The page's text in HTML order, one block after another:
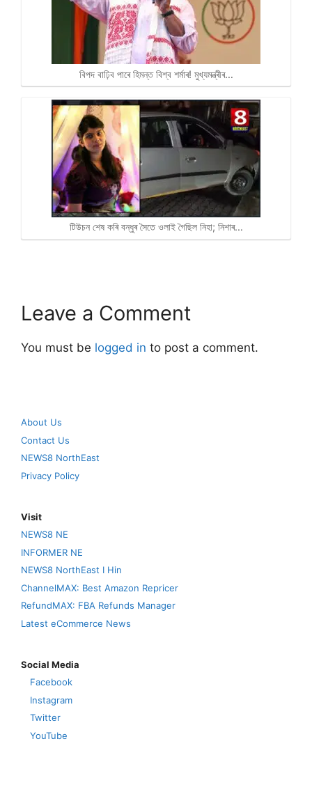
বিপদ বাঢ়িব পাৰে হিমন্ত বিশ্ব শৰ্মাৰ! মুখ্যমন্ত্ৰীৰ…
টিউচন শেষ কৰি বন্ধুৰ সৈতে ওলাই গৈছিল নিহা; নিশাৰ…
Leave a Comment
You must be logged in to post a comment.
About Us
Contact Us
NEWS8 NorthEast
Privacy Policy
Visit
NEWS8 NE
INFORMER NE
NEWS8 NorthEast I Hin
ChannelMAX: Best Amazon Repricer
RefundMAX: FBA Refunds Manager
Latest eCommerce News
Social Media
Facebook
Instagram
Twitter
YouTube